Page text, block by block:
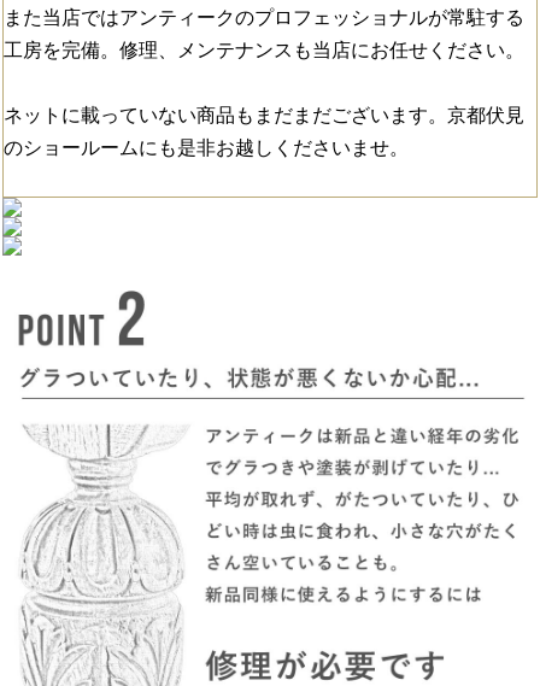
また当店ではアンティークのプロフェッショナルが常駐する
工房を完備。修理、メンテナンスも当店にお任せください。
ネットに載っていない商品もまだまだございます。京都伏見
のショールームにも是非お越しくださいませ。